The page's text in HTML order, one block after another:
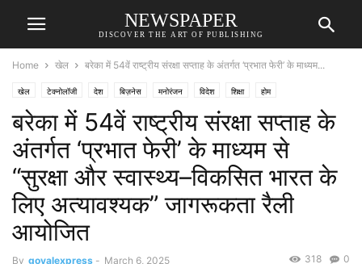
NEWSPAPER
DISCOVER THE ART OF PUBLISHING
Home खेल बरेका में 54वें राष्ट्रीय संरक्षा सप्ताह के अंतर्गत ‘प्रभात फेरी’ के माध्यम...
खेल टेक्नोलॉजी देश बिज़नेस मनोरंजन विदेश शिक्षा होम
बरेका में 54वें राष्ट्रीय संरक्षा सप्ताह के
अंतर्गत ‘प्रभात फेरी’ के माध्यम से
“सुरक्षा और स्वास्थ्य–विकसित भारत के
लिए अत्यावश्यक” जागरूकता रैली
आयोजित
By goyalexpress - March 6, 2025 0
318